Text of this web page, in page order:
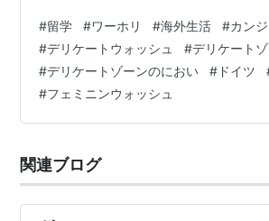
ゆみ等を防ぐため、衛生的に保つ事はも
のケアとしても、専用のせっけんを使っ
ても重要です！ まさか身体を洗った流
のボディーソープで洗っていませんよね
ゾーンは常に適度な弱酸性、保湿の状
#留学 #ワーホリ #海外生活 #カン
#デリケートウォッシュ #デリケート
#デリケートゾーンのにおい # ドイツ
#フェミニンウォッシュ
関連ブログ